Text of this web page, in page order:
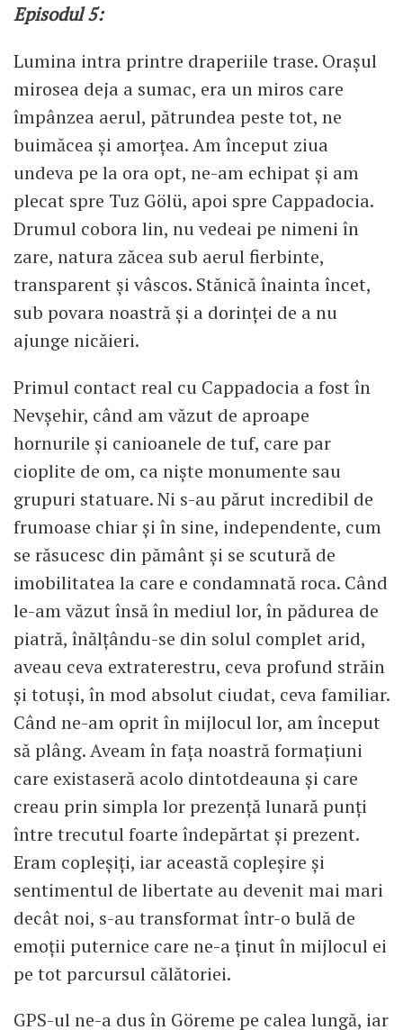
Episodul 5:
Lumina intra printre draperiile trase. Orașul
mirosea deja a sumac, era un miros care
împânzea aerul, pătrundea peste tot, ne
buimăcea și amorțea. Am început ziua
undeva pe la ora opt, ne-am echipat și am
plecat spre Tuz Gölü, apoi spre Cappadocia.
Drumul cobora lin, nu vedeai pe nimeni în
zare, natura zăcea sub aerul fierbinte,
transparent și vâscos. Stănică înainta încet,
sub povara noastră și a dorinței de a nu
ajunge nicăieri.
Primul contact real cu Cappadocia a fost în
Nevșehir, când am văzut de aproape
hornurile și canioanele de tuf, care par
cioplite de om, ca niște monumente sau
grupuri statuare. Ni s-au părut incredibil de
frumoase chiar și în sine, independente, cum
se răsucesc din pământ și se scutură de
imobilitatea la care e condamnată roca. Când
le-am văzut însă în mediul lor, în pădurea de
piatră, înălțându-se din solul complet arid,
aveau ceva extraterestru, ceva profund străin
și totuși, în mod absolut ciudat, ceva familiar.
Când ne-am oprit în mijlocul lor, am început
să plâng. Aveam în fața noastră formațiuni
care existaseră acolo dintotdeauna și care
creau prin simpla lor prezență lunară punți
între trecutul foarte îndepărtat și prezent.
Eram copleșiți, iar această copleșire și
sentimentul de libertate au devenit mai mari
decât noi, s-au transformat într-o bulă de
emoții puternice care ne-a ținut în mijlocul ei
pe tot parcursul călătoriei.
GPS-ul ne-a dus în Göreme pe calea lungă, iar